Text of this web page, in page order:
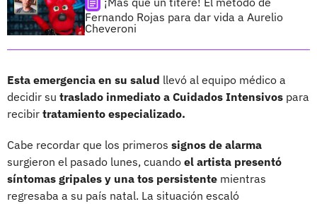
Fernando Rojas para dar vida a Aurelio
Cheveroni
Esta emergencia en su salud llevó al equipo médico a
decidir su traslado inmediato a Cuidados Intensivos para
recibir tratamiento especializado.
Cabe recordar que los primeros signos de alarma
surgieron el pasado lunes, cuando el artista presentó
síntomas gripales y una tos persistente mientras
regresaba a su país natal. La situación escaló